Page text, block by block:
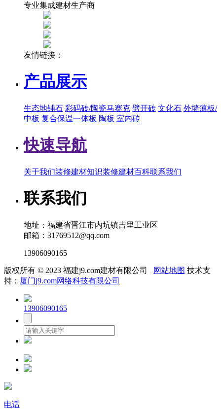
专业集成建材生产商
友情链接：
产品展示
生态地铺石 彩码砖/陶瓷马赛克 劈开砖 文化石 外墙薄板/
中板 复合保温一体板 陶板 室内砖
快速导航
关于我们装修建材知识装修建材百科联系我们
联系我们
地址：福建省晋江市内坑镇吉里工业区
邮箱：31769512@qq.com
13906090165
版权所有 © 2023 福建j9.com建材有限公司 网站地图 技术支
持： 厦门j9.com网络科技有限公司
13906090165
电话